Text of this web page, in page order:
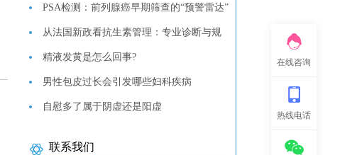
在线咨询
热线电话
PSA检测：前列腺癌早期筛查的“预警雷达”
从法国新政看抗生素管理：专业诊断与规
范使用的重要性
精液发黄是怎么回事?
男性包皮过长会引发哪些妇科疾病
自慰多了属于阴虚还是阳虚
联系我们